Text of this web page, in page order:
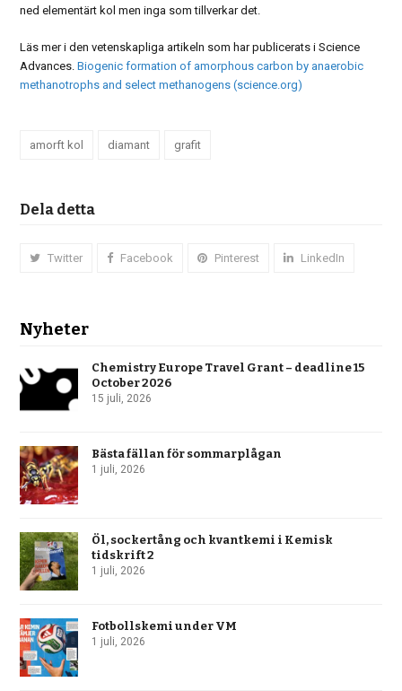
ned elementärt kol men inga som tillverkar det.
Läs mer i den vetenskapliga artikeln som har publicerats i Science
Advances.Biogenic formation of amorphous carbon by anaerobic
methanotrophs and select methanogens (science.org)
amorft kol diamant grafit
Dela detta
Twitter Facebook Pinterest LinkedIn
Nyheter
Chemistry Europe Travel Grant – deadline 15
October 2026
15 juli, 2026
Bästa fällan för sommarplågan
1 juli, 2026
Öl, sockertång och kvantkemi i Kemisk
tidskrift 2
1 juli, 2026
Fotbollskemi under VM
1 juli, 2026